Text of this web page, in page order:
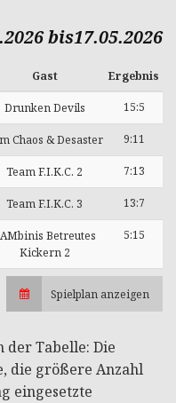
bis17.05.2026
Gast Ergebnis
Drunken Devils 15:5
Chaos & Desaster 9:11
Team F.I.K.C. 2 7:13
Team F.I.K.C. 3 13:7
Betreutes
Kickern 2
5:15
Spielplan anzeigen
Tabelle: Die
die größere Anzahl
eingesetzte